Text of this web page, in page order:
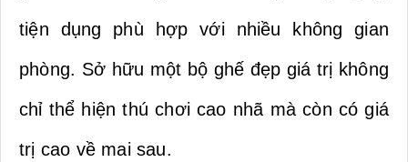
tiện dụng phù hợp với nhiều không gian
phòng. Sở hữu một bộ ghế đẹp giá trị không
chỉ thể hiện thú chơi cao nhã mà còn có giá
trị cao về mai sau.